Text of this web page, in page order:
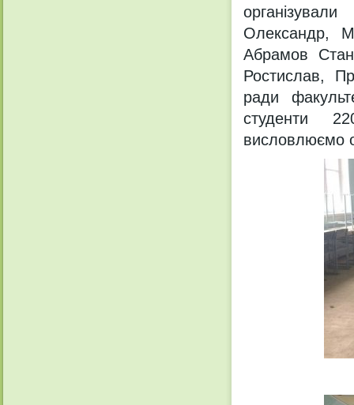
Олександр,
Абрамов
Ростислав,
ради
студенти
висловлюємо